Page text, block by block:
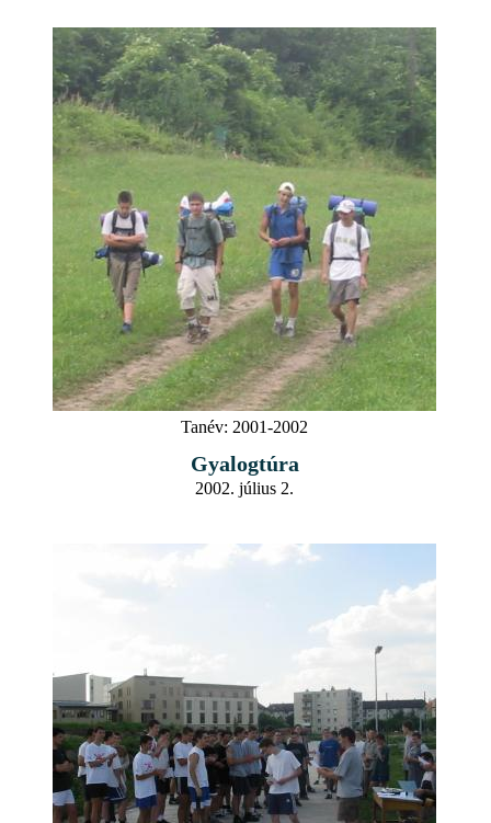
Tanév: 2001-2002
Gyalogtúra
2002. július 2.